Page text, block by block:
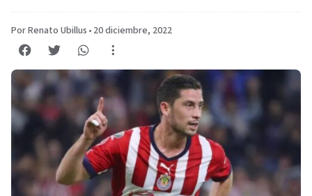
Por Renato Ubillus • 20 diciembre, 2022